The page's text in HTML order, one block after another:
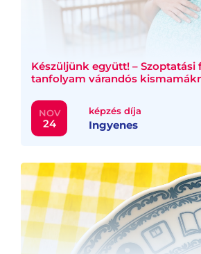
Készüljünk együtt! – Szoptatási
tanfolyam várandós
NOV
24
képzés díja
Ingyenes